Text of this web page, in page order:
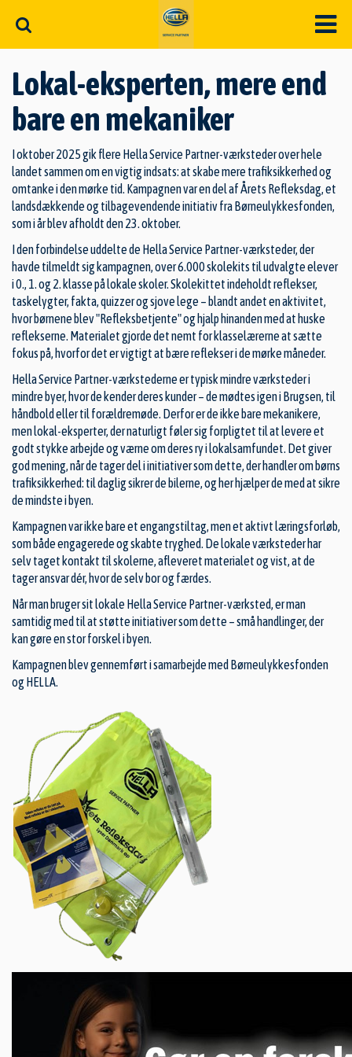
Lokal-eksperten, mere end
bare en mekaniker
I oktober 2025 gik flere Hella Service Partner-værksteder over hele
landet sammen om en vigtig indsats: at skabe mere trafiksikkerhed og
omtanke i den mørke tid. Kampagnen var en del af Årets Refleksdag, et
landsdækkende og tilbagevendende initiativ fra Børneulykkesfonden,
som i år blev afholdt den 23. oktober.
I den forbindelse uddelte de Hella Service Partner-værksteder, der
havde tilmeldt sig kampagnen, over 6.000 skolekits til udvalgte elever
i 0., 1. og 2. klasse på lokale skoler. Skolekittet indeholdt reflekser,
taskelygter, fakta, quizzer og sjove lege – blandt andet en aktivitet,
hvor børnene blev "Refleksbetjente" og hjalp hinanden med at huske
reflekserne. Materialet gjorde det nemt for klasselærerne at sætte
fokus på, hvorfor det er vigtigt at bære reflekser i de mørke måneder.
Hella Service Partner-værkstederne er typisk mindre værksteder i
mindre byer, hvor de kender deres kunder – de mødtes igen i Brugsen, til
håndbold eller til forældremøde. Derfor er de ikke bare mekanikere,
men lokal-eksperter, der naturligt føler sig forpligtet til at levere et
godt stykke arbejde og værne om deres ry i lokalsamfundet. Det giver
god mening, når de tager del i initiativer som dette, der handler om børns
trafiksikkerhed: til daglig sikrer de bilerne, og her hjælper de med at sikre
de mindste i byen.
Kampagnen var ikke bare et engangstiltag, men et aktivt læringsforløb,
som både engagerede og skabte tryghed. De lokale værksteder har
selv taget kontakt til skolerne, afleveret materialet og vist, at de
tager ansvar dér, hvor de selv bor og færdes.
Når man bruger sit lokale Hella Service Partner-værksted, er man
samtidig med til at støtte initiativer som dette – små handlinger, der
kan gøre en stor forskel i byen.
Kampagnen blev gennemført i samarbejde med Børneulykkesfonden
og HELLA.